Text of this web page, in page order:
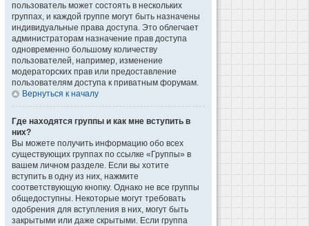
пользователь может состоять в нескольких
группах, и каждой группе могут быть назначены
индивидуальные права доступа. Это облегчает
администраторам назначение прав доступа
одновременно большому количеству
пользователей, например, изменение
модераторских прав или предоставление
пользователям доступа к приватным форумам.
Вернуться к началу
Где находятся группы и как мне вступить в
них?
Вы можете получить информацию обо всех
существующих группах по ссылке «Группы» в
вашем личном разделе. Если вы хотите
вступить в одну из них, нажмите
соответствующую кнопку. Однако не все группы
общедоступны. Некоторые могут требовать
одобрения для вступления в них, могут быть
закрытыми или даже скрытыми. Если группа